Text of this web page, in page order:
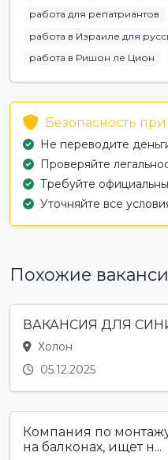
работа для репатриантов
работа в Израиле для
работа в Ришон ле Цион
Безопасность
Не переводите
Проверяйте
Требуйте
Уточняйте все
Похожие
ВАКАНСИЯ ДЛЯ
Холон
05.12.2025
Компания по
на балконах, ищет н...